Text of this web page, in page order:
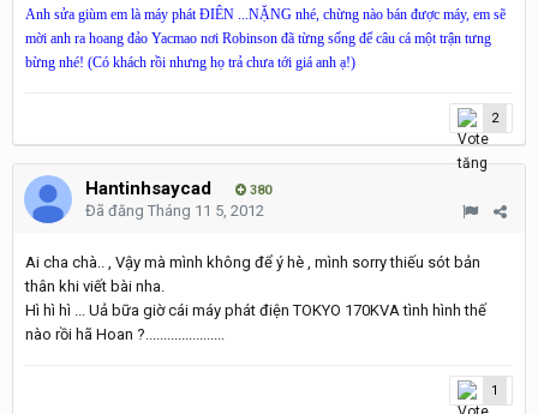
Anh sửa giùm em là máy phát ĐIÊN ...NẶNG nhé, chừng nào bán được máy, em sẽ
mời anh ra hoang đảo Yacmao nơi Robinson đã từng sống để câu cá một trận tưng
bừng nhé! (Có khách rồi nhưng họ trả chưa tới giá anh ạ!)
2
Hantinhsaycad 380
Đã đăng Tháng 11 5, 2012
Ai cha chà.. , Vậy mà mình không để ý hè , mình sorry thiếu sót bản
thân khi viết bài nha.
Hì hì hì ... Uả bữa giờ cái máy phát điện TOKYO 170KVA tình hình thế
nào rồi hã Hoan ?......................
1